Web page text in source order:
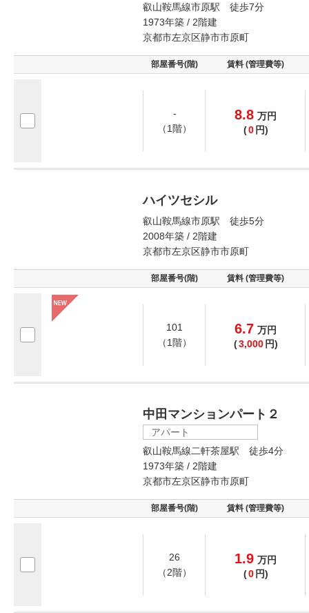
叡山鞍馬線市原駅 徒歩7分
1973年築 / 2階建
京都市左京区静市市原町
部屋番号(階) 賃料 (管理費等)
-
（1階）
8.8 万円
(0 円)
ハイツセシル
叡山鞍馬線市原駅 徒歩5分
2008年築 / 2階建
京都市左京区静市市原町
部屋番号(階) 賃料 (管理費等)
101
（1階）
6.7 万円
(3,000 円)
中田マンションパート２
アパート
叡山鞍馬線二軒茶屋駅 徒歩4分
1973年築 / 2階建
京都市左京区静市市原町
部屋番号(階) 賃料 (管理費等)
26
（2階）
1.9 万円
(0 円)